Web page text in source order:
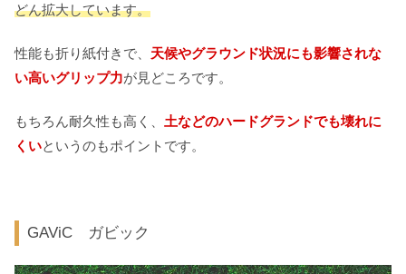
どん拡大しています。
性能も折り紙付きで、 天候やグラウンド状況にも影響されな
い高いグリップ力が見どころです。
もちろん耐久性も高く、 土などのハードグランドでも壊れに
くいというのもポイントです。
GAViC ガビック